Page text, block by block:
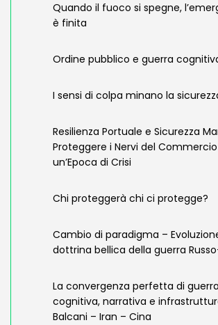
Quando il fuoco si spegne,
è finita
Ordine pubblico e guerra
I sensi di colpa minano la
Resilienza Portuale e Sicurezza
Proteggere i Nervi del
un’Epoca di Crisi
Chi proteggerà chi ci protegge?
Cambio di paradigma –
dottrina bellica della guerra
La convergenza perfetta di
cognitiva, narrativa e
Balcani – Iran – Cina